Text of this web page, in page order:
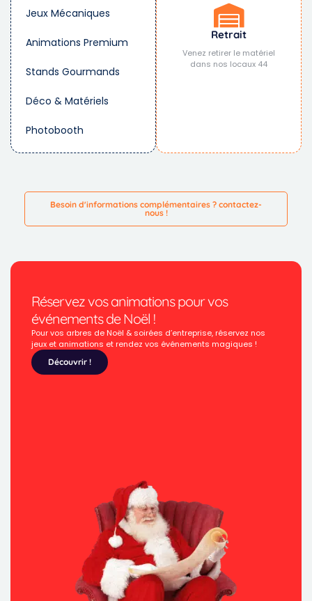
Jeux Mécaniques
Animations Premium
Stands Gourmands
Déco & Matériels
Photobooth
Retrait
Venez retirer le matériel
dans nos locaux 44
Besoin d'informations complémentaires ? contactez-
nous !
Réservez vos animations pour vos
événements de Noël !
Pour vos arbres de Noël & soirées d’entreprise, réservez nos
jeux et animations et rendez vos événements magiques !
Découvrir !